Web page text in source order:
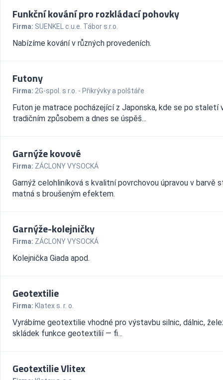
Funkční kování pro rozkládací pohovky
Firma: SUENKEL c.u.e. Tábor s.r.o.
Nabízíme kování v různých provedeních.
Futony
Firma: 2G-spol. s r.o. - Přikrývky a polštáře
Futon je matrace pocházející z Japonska, kde se po staletí
tradičním způsobem a dnes se úspěš...
Garnýže kovové
Firma: ZÁCLONY VYSOCKÁ
Garnýž celohliníková s kvalitní povrchovou úpravou v barvě
matná s broušeným efektem.
Garnýže-kolejničky
Firma: ZÁCLONY VYSOCKÁ
Kolejnička Giada apod.
Geotextilie
Firma: Klatex s. r. o.
Vyrábíme geotextilie vhodné pro výstavbu silnic, dálnic,
skládek funkce geotextilií — fi...
Geotextilie Vlitex